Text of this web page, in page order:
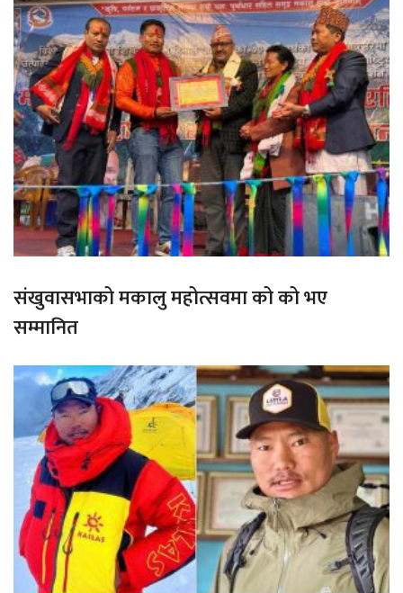
संखुवासभाको मकालु महोत्सवमा को को भए
सम्मानित